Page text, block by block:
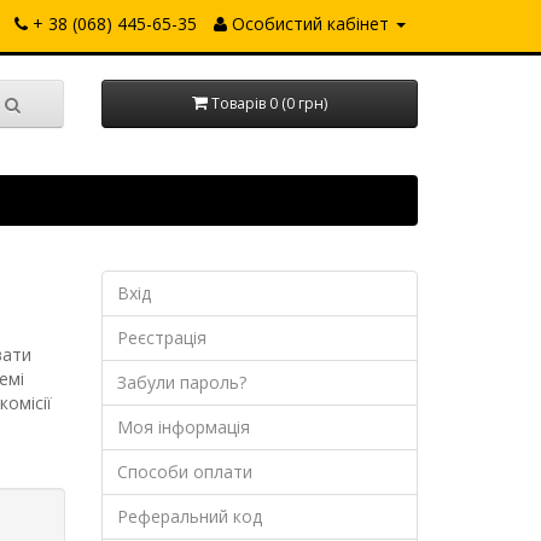
+ 38 (068) 445-65-35 Особистий кабінет
Товарів 0 (0 грн)
Вхід
Реєстрація
Забули пароль?
Моя інформація
Способи оплати
Реферальний код